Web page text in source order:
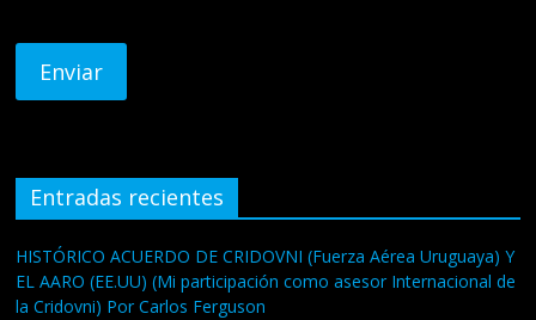
Entradas recientes
HISTÓRICO ACUERDO DE CRIDOVNI (Fuerza Aérea Uruguaya) Y
EL AARO (EE.UU) (Mi participación como asesor Internacional de
la Cridovni) Por Carlos Ferguson